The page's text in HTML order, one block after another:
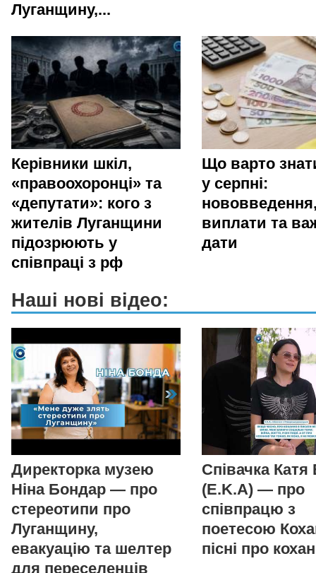
Луганщину,...
Керівники шкіл,
«правоохоронці» та
«депутати»: кого з
жителів Луганщини
підозрюють у
співпраці з рф
Що варто
у серпні:
виплати та
дати
Наші нові відео:
Директорка музею
Ніна Бондар — про
стереотипи про
Луганщину,
евакуацію та шелтер
для переселенців
Співачка Катя
(E.K.A) — про
співпрацю з
поетесою
пісні про